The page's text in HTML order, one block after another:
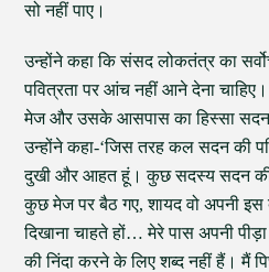
सो नहीं पाए।
उन्होंने कहा कि संसद लोकतंत्र का
पवित्रता पर आंच नहीं आने देना
मेज और उसके आसपास का हिस्सा सदन
उन्होंने कहा-‘जिस तरह कल सदन की
दुखी और आहत हूं। कुछ सदस्य सदन की
कुछ मेज पर बैठ गए, शायद वो अपनी इस
दिखाना चाहते हों… मेरे पास अपनी
की निंदा करने के लिए शब्द नहीं हैं। मैं